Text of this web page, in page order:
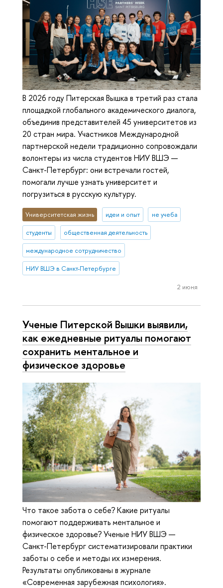
В 2026 году Питерская Вышка в третий раз стала
площадкой глобального академического диалога,
объединив представителей 45 университетов из
20 стран мира. Участников Международной
партнерской недели традиционно сопровождали
волонтеры из числа студентов НИУ ВШЭ —
Санкт-Петербург: они встречали гостей,
помогали лучше узнать университет и
погрузиться в русскую культуру.
Университетская жизнь идеи и опыт не учеба
студенты общественная деятельность
международное сотрудничество
НИУ ВШЭ в Санкт-Петербурге
2 июня
Ученые Питерской Вышки выявили,
как ежедневные ритуалы помогают
сохранить ментальное и
физическое здоровье
Что такое забота о себе? Какие ритуалы
помогают поддерживать ментальное и
физическое здоровье? Ученые НИУ ВШЭ —
Санкт-Петербург систематизировали практики
заботы о себе и методы их измерения.
Результаты опубликованы в журнале
«Современная зарубежная психология».